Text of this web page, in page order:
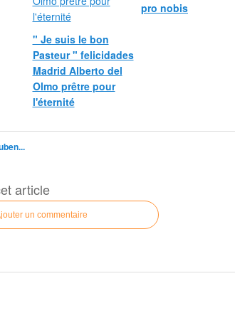
" Je suis le bon
Pasteur " felicidades
Madrid Alberto del
Olmo prêtre pour
l'éternité
pro nobis
article
un commentaire